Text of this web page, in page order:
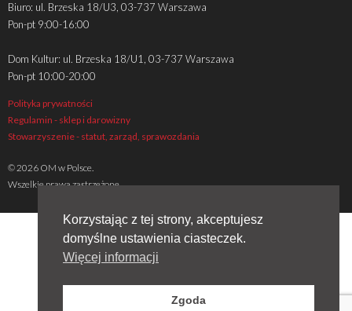
Biuro: ul. Brzeska 18/U3, 03-737 Warszawa
Pon-pt 9:00-16:00
Dom Kultur: ul. Brzeska 18/U1, 03-737 Warszawa
Pon-pt 10:00-20:00
Polityka prywatności
Regulamin - sklep i darowizny
Stowarzyszenie - statut, zarząd, sprawozdania
© 2026 OM w Polsce.
Wszelkie prawa zastrzeżone
Korzystając z tej strony, akceptujesz
domyślne ustawienia ciasteczek.
Więcej informacji
Zgoda